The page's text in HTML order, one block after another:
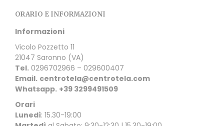
ORARIO E INFORMAZIONI
Informazioni
Vicolo Pozzetto 11
21047 Saronno (VA)
Tel. 0296702966 – 029600407
Email. centrotela@centrotela.com
Whatsapp. +39 3299491509
Orari
Lunedì: 15.30-19:00